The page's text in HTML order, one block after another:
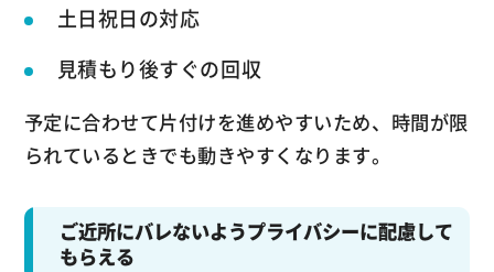
土日祝日の対応
見積もり後すぐの回収
予定に合わせて片付けを進めやすいため、時間が限
られているときでも動きやすくなります。
ご近所にバレないようプライバシーに配慮して
もらえる